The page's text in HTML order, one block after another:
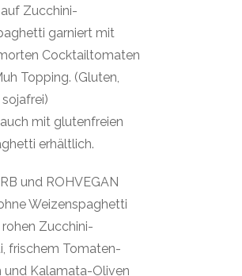
Zucchini-
garniert mit
Cocktailtomaten
Topping. (Gluten,
mit glutenfreien
erhältlich.
und ROHVEGAN
Weizenspaghetti
Zucchini-
frischem Tomaten-
und Kalamata-Oliven